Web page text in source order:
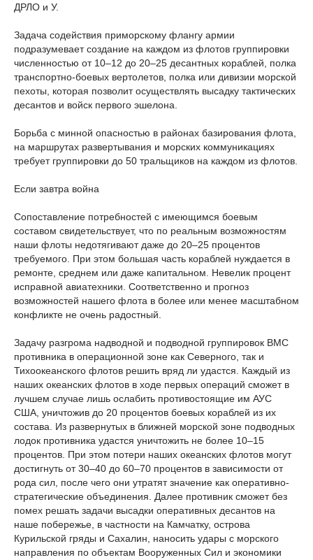
ДРЛО и У.
Задача содействия приморскому флангу армии
подразумевает создание на каждом из флотов группировки
численностью от 10–12 до 20–25 десантных кораблей, полка
транспортно-боевых вертолетов, полка или дивизии морской
пехоты, которая позволит осуществлять высадку тактических
десантов и войск первого эшелона.
Борьба с минной опасностью в районах базирования флота,
на маршрутах развертывания и морских коммуникациях
требует группировки до 50 тральщиков на каждом из флотов.
Если завтра война
Сопоставление потребностей с имеющимся боевым
составом свидетельствует, что по реальным возможностям
наши флоты недотягивают даже до 20–25 процентов
требуемого. При этом большая часть кораблей нуждается в
ремонте, среднем или даже капитальном. Невелик процент
исправной авиатехники. Соответственно и прогноз
возможностей нашего флота в более или менее масштабном
конфликте не очень радостный.
Задачу разгрома надводной и подводной группировок ВМС
противника в операционной зоне как Северного, так и
Тихоокеанского флотов решить вряд ли удастся. Каждый из
наших океанских флотов в ходе первых операций сможет в
лучшем случае лишь ослабить противостоящие им АУС
США, уничтожив до 20 процентов боевых кораблей из их
состава. Из развернутых в ближней морской зоне подводных
лодок противника удастся уничтожить не более 10–15
процентов. При этом потери наших океанских флотов могут
достигнуть от 30–40 до 60–70 процентов в зависимости от
рода сил, после чего они утратят значение как оперативно-
стратегические объединения. Далее противник сможет без
помех решать задачи высадки оперативных десантов на
наше побережье, в частности на Камчатку, острова
Курильской гряды и Сахалин, наносить удары с морского
направления по объектам Вооруженных Сил и экономики